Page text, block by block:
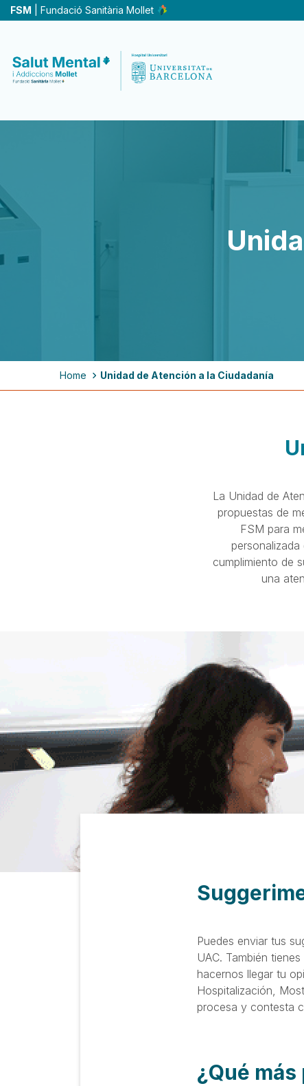
Skip
to
content
FSM | Fundació Sanitària Mollet
Breadcrumb
Home Unidad de Atención a la Ciudadanía
La Unidad de
propuestas de
FSM para
cumplimiento de
una
Puedes enviar tus
UAC. También
hacernos llegar tu
Hospitalización,
procesa y contesta
¿Qué